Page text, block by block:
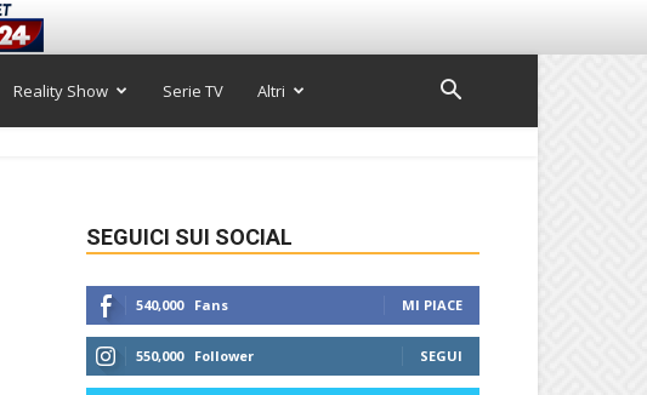
Reality Show Serie TV Altri
SEGUICI SUI SOCIAL
540,000 Fans MI PIACE
550,000 Follower SEGUI